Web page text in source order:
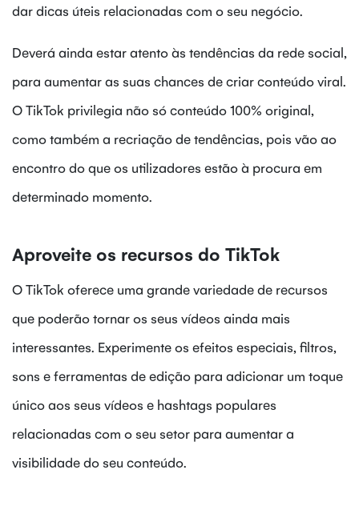
dar dicas úteis relacionadas com o seu negócio.
Deverá ainda estar atento às tendências da rede social,
para aumentar as suas chances de criar conteúdo viral.
O TikTok privilegia não só conteúdo 100% original,
como também a recriação de tendências, pois vão ao
encontro do que os utilizadores estão à procura em
determinado momento.
Aproveite os recursos do TikTok
O TikTok oferece uma grande variedade de recursos
que poderão tornar os seus vídeos ainda mais
interessantes. Experimente os efeitos especiais, filtros,
sons e ferramentas de edição para adicionar um toque
único aos seus vídeos e hashtags populares
relacionadas com o seu setor para aumentar a
visibilidade do seu conteúdo.